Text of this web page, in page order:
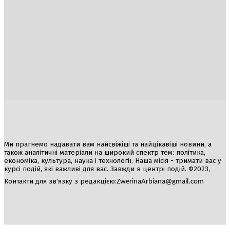
Ми прагнемо надавати вам найсвіжіші та найцікавіші новини, а
також аналітичні матеріали на широкий спектр тем: політика,
економіка, культура, наука і технології. Наша місія - тримати вас у
курсі подій, які важливі для вас. Завжди в центрі подій. ©2023,
Контакти для зв'язку з редакцією:ZwerinaArbiana@gmail.com